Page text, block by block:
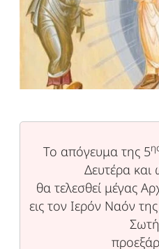
Το απόγευμα της 5
Δευτέρα
θα τελεσθεί μέγας
εις τον Ιερόν Ναόν